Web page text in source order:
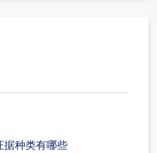
据种类有哪些